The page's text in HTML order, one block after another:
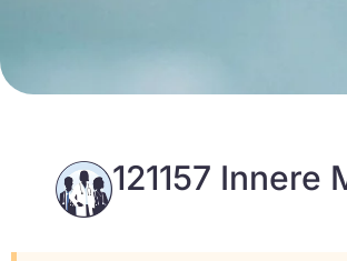
121157 Innere